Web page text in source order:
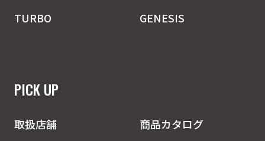
TURBO
GENESIS
PICK UP
取扱店舗
商品カタログ